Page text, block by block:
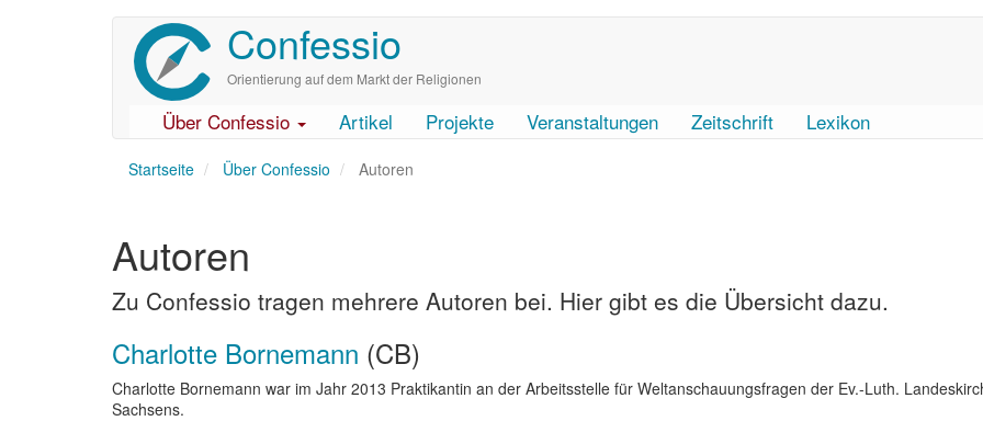
Confessio
Orientierung auf dem Markt der Religionen
User
account
Main
navigation
Über Confessio Artikel Projekte Veranstaltungen Zeitschrift Lexikon
Startseite Über Confessio Autoren
Autoren
Zu Confessio tragen mehrere Autoren bei. Hier gibt es die Übersicht dazu.
Charlotte Bornemann (CB)
Charlotte Bornemann war im Jahr 2013 Praktikantin an der Arbeitsstelle für Weltanschauungsfragen der Ev.-Luth.
Sachsens.